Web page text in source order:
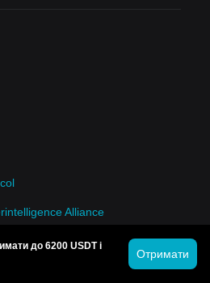
Alliance
до 6200 USDT і
Отримати